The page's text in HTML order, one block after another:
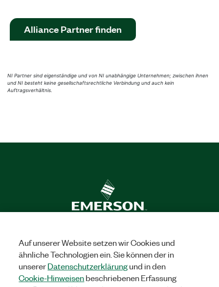
Alliance Partner finden
NI Partner sind eigenständige und von NI unabhängige Unternehmen; zwischen ihnen
und NI besteht keine gesellschaftsrechtliche Verbindung und auch kein
Auftragsverhältnis.
Forschung und Lehre
Luft- und Raumfahrt sowie
Verteidigung
Elektronik Energie
Industrieanlagen
Biowissenschaften
Halbleitertechnik
Mobilität und
Automotive
Auf unserer Website setzen wir Cookies und
ähnliche Technologien ein. Sie können der in
unsererDatenschutzerklärungund in den
Cookie-Hinweisenbeschriebenen Erfassung